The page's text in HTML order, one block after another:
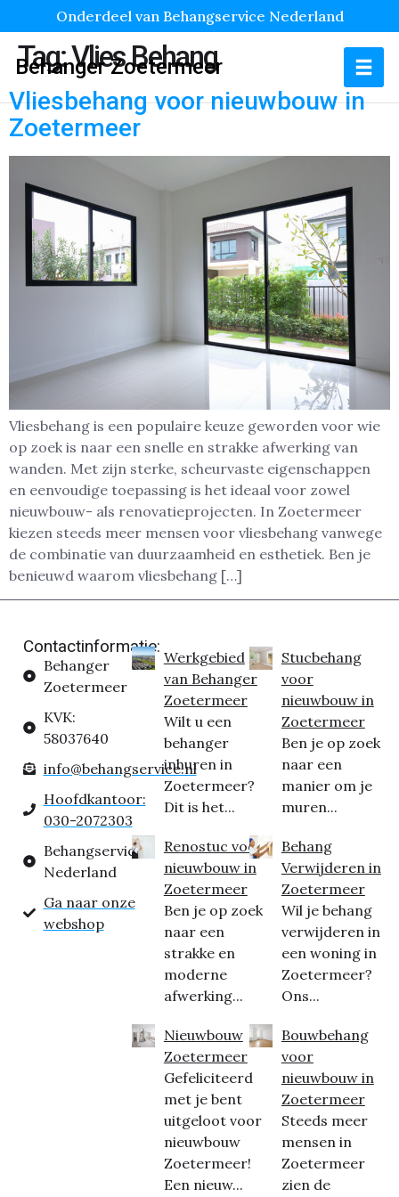
Onderdeel van Behangservice Nederland
Behanger Zoetermeer
Tag:Vlies Behang
Vliesbehang voor nieuwbouw in
Zoetermeer
Vliesbehang is een populaire keuze geworden voor wie
op zoek is naar een snelle en strakke afwerking van
wanden. Met zijn sterke, scheurvaste eigenschappen
en eenvoudige toepassing is het ideaal voor zowel
nieuwbouw- als renovatieprojecten. In Zoetermeer
kiezen steeds meer mensen voor vliesbehang vanwege
de combinatie van duurzaamheid en esthetiek. Ben je
benieuwd waarom vliesbehang […]
Contactinformatie:
Behanger
Zoetermeer
KVK:
58037640
info@behangservice.nl
Hoofdkantoor:
030-2072303
Behangservice
Nederland
Ga naar onze
webshop
Werkgebied
van Behanger
Zoetermeer
Wilt u een
behanger
inhuren in
Zoetermeer?
Dit is het...
Renostuc voor
nieuwbouw in
Zoetermeer
Ben je op zoek
naar een
strakke en
moderne
afwerking...
Nieuwbouw
Zoetermeer
Gefeliciteerd
met je bent
uitgeloot voor
nieuwbouw
Zoetermeer!
Een nieuw...
Stucbehang
voor
nieuwbouw in
Zoetermeer
Ben je op zoek
naar een
manier om je
muren...
Behang
Verwijderen in
Zoetermeer
Wil je behang
verwijderen in
een woning in
Zoetermeer?
Ons...
Bouwbehang
voor
nieuwbouw in
Zoetermeer
Steeds meer
mensen in
Zoetermeer
zien de